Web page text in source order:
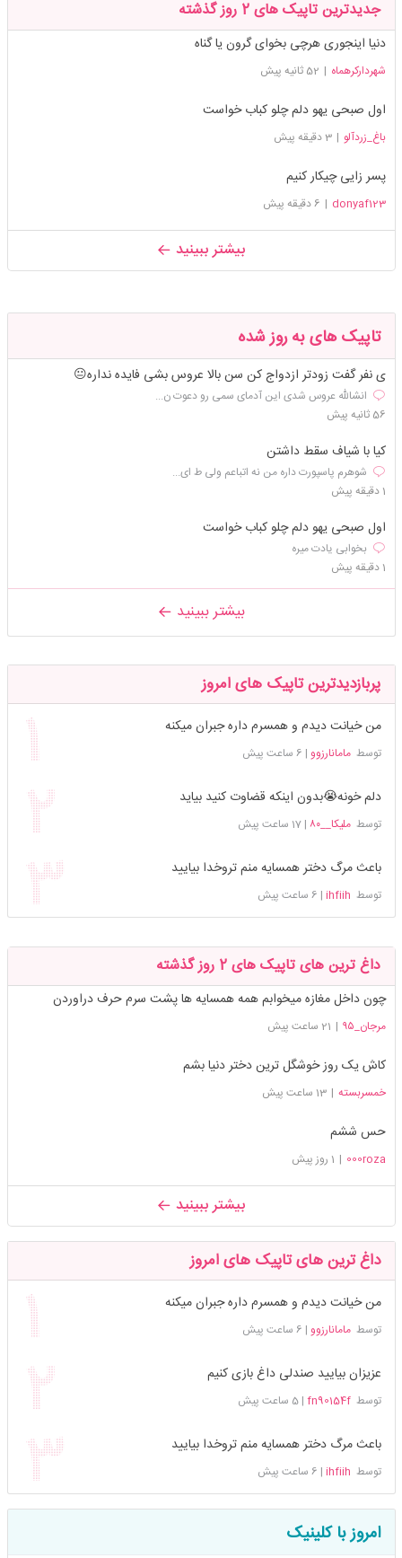
جدیدترین تاپیک های 2 روز گذشته
دنیا اینجوری هرچی بخوای گرون یا گناه
شهردارکرهماه | 52 ثانیه پیش
اول صبحی یهو دلم چلو کباب خواست
باغ_زردآلو | 3 دقیقه پیش
پسر زایی چیکار کنیم
donyaf123
| 6 دقیقه پیش
بیشتر ببینید
تاپیک های به روز شده
ی نفر گفت زودتر ازدواج کن سن بالا عروس بشی فایده نداره😐
انشالله عروس شدی این آدمای سمی رو دعوت ن...
56 ثانیه پیش
کیا با شیاف سقط داشتن
شوهرم پاسپورت داره من نه اتباعم ولی ط ای...
1 دقیقه پیش
اول صبحی یهو دلم چلو کباب خواست
بخوابی یادت میره
1 دقیقه پیش
بیشتر ببینید
پربازدیدترین تاپیک های امروز
من خیانت دیدم و همسرم داره جبران میکنه
توسطمامانارزوو | 6 ساعت پیش
دلم خونه😭بدون اینکه قضاوت کنید بیاید
توسطملیکا__۸۰ |17 ساعت پیش
باعث مرگ دختر همسایه منم تروخدا بیایید
توسط ihfiih
| 6 ساعت پیش
داغ ترین های تاپیک های 2 روز گذشته
چون داخل مغازه میخوابم همه همسایه ها پشت سرم حرف دراوردن
مرجان_۹۵ | 21 ساعت پیش
کاش یک روز خوشگل ترین دختر دنیا بشم
خمسربسته | 13 ساعت پیش
حس ششم
000roza
| 1 روز پیش
بیشتر ببینید
داغ ترین های تاپیک های امروز
من خیانت دیدم و همسرم داره جبران میکنه
توسطمامانارزوو | 6 ساعت پیش
عزیزان بیایید صندلی داغ بازی کنیم
توسطfn90154f
|5 ساعت پیش
باعث مرگ دختر همسایه منم تروخدا بیایید
توسط ihfiih
| 6 ساعت پیش
امروز با کلینیک